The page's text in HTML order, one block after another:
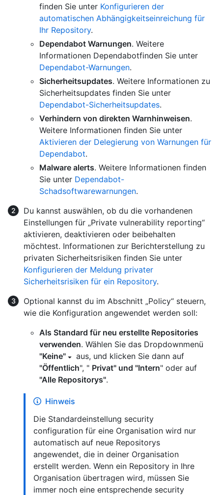
finden Sie unter Konfigurieren der
automatischen Abhängigkeitseinreichung für
Ihr Repository.
Dependabot Warnungen. Weitere
Informationen Dependabotfinden Sie unter
Dependabot-Warnungen.
Sicherheitsupdates. Weitere Informationen zu
Sicherheitsupdates finden Sie unter
Dependabot-Sicherheitsupdates.
Verhindern von direkten Warnhinweisen.
Weitere Informationen finden Sie unter
Aktivieren der Delegierung von Warnungen für
Dependabot.
Malware alerts. Weitere Informationen finden
Sie unter Dependabot-
Schadsoftwarewarnungen.
Du kannst auswählen, ob du die vorhandenen
Einstellungen für „Private vulnerability reporting“
aktivieren, deaktivieren oder beibehalten
möchtest. Informationen zur Berichterstellung zu
privaten Sicherheitsrisiken finden Sie unter
Konfigurieren der Meldung privater
Sicherheitsrisiken für ein Repository.
Optional kannst du im Abschnitt „Policy“ steuern,
wie die Konfiguration angewendet werden soll:
Als Standard für neu erstellte Repositories
verwenden. Wählen Sie das Dropdownmenü
"Keine"
aus, und klicken Sie dann auf
"Öffentlich", " Privat" und "Intern" oder auf
"Alle Repositorys".
Hinweis
Die Standardeinstellung security
configuration für eine Organisation wird nur
automatisch auf neue Repositorys
angewendet, die in deiner Organisation
erstellt werden. Wenn ein Repository in Ihre
Organisation übertragen wird, müssen Sie
immer noch eine entsprechende security